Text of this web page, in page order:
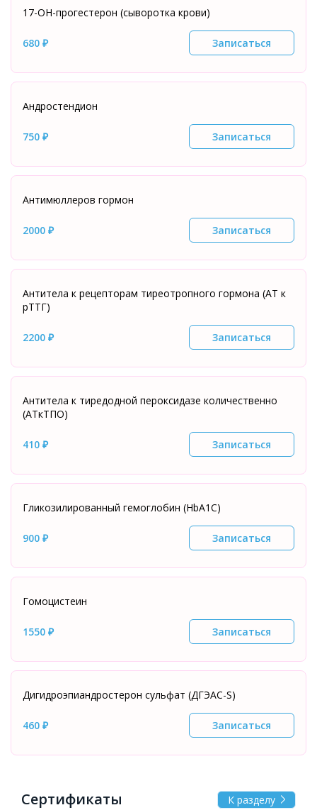
17-ОН-прогестерон (сыворотка крови)
680 ₽ Записаться
Андростендион
750 ₽ Записаться
Антимюллеров гормон
2000 ₽ Записаться
Антитела к рецепторам тиреотропного гормона (АТ к
рТТГ)
2200 ₽ Записаться
Антитела к тиредодной пероксидазе количественно
(АТкТПО)
410 ₽ Записаться
Гликозилированный гемоглобин (HbA1C)
900 ₽ Записаться
Гомоцистеин
1550 ₽ Записаться
Дигидроэпиандростерон сульфат (ДГЭАС-S)
460 ₽ Записаться
Сертификаты К разделу